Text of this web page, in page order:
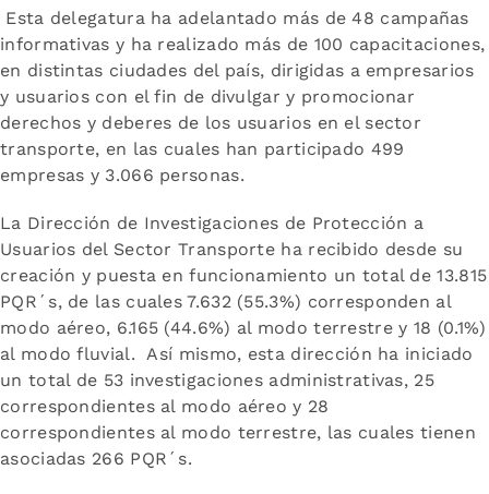
Esta delegatura ha adelantado más de 48 campañas
informativas y ha realizado más de 100 capacitaciones,
en distintas ciudades del país, dirigidas a empresarios
y usuarios con el fin de divulgar y promocionar
derechos y deberes de los usuarios en el sector
transporte, en las cuales han participado 499
empresas y 3.066 personas.
La Dirección de Investigaciones de Protección a
Usuarios del Sector Transporte ha recibido desde su
creación y puesta en funcionamiento un total de 13.815
PQR´s, de las cuales 7.632 (55.3%) corresponden al
modo aéreo, 6.165 (44.6%) al modo terrestre y 18 (0.1%)
al modo fluvial. Así mismo, esta dirección ha iniciado
un total de 53 investigaciones administrativas, 25
correspondientes al modo aéreo y 28
correspondientes al modo terrestre, las cuales tienen
asociadas 266 PQR´s.